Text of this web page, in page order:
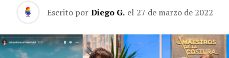
Escrito por Diego G. el 27 de marzo de 2022